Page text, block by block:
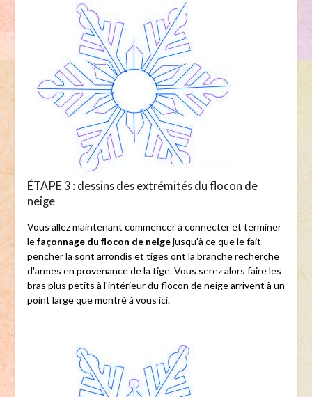
ÉTAPE 3 : dessins des extrémités du flocon de
neige
Vous allez maintenant commencer à connecter et terminer
lefaçonnage du flocon de neigejusqu'à ce que le fait
pencher la sont arrondis et tiges ont la branche recherche
d'armes en provenance de la tige. Vous serez alors faire les
bras plus petits à l'intérieur du flocon de neige arrivent à un
point large que montré à vous ici.